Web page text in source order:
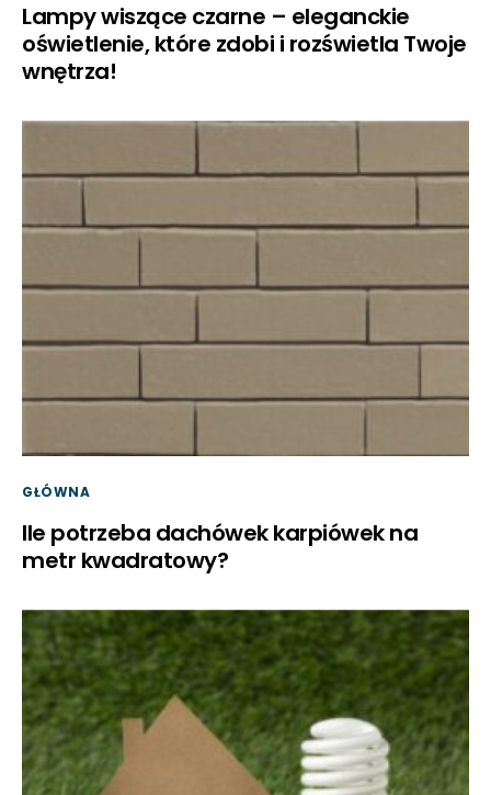
Lampy wiszące czarne – eleganckie
oświetlenie, które zdobi i rozświetla Twoje
wnętrza!
GŁÓWNA
Ile potrzeba dachówek karpiówek na
metr kwadratowy?